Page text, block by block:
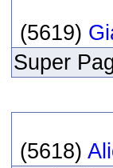
(5619)
Super
(5618)